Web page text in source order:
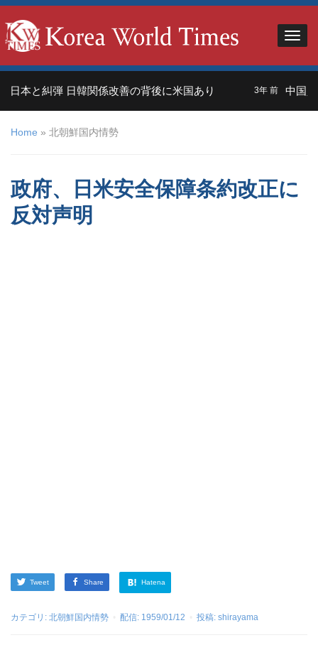
本と糾弾 日韓関係改善の背後に米国あり 3年 前 中国人観
Home » 北朝鮮国内情勢
政府、日米安全保障条約改正に
反対声明
Tweet Share Hatena
カテゴリ: 北朝鮮国内情勢 配信: 1959/01/12 投稿: shirayama